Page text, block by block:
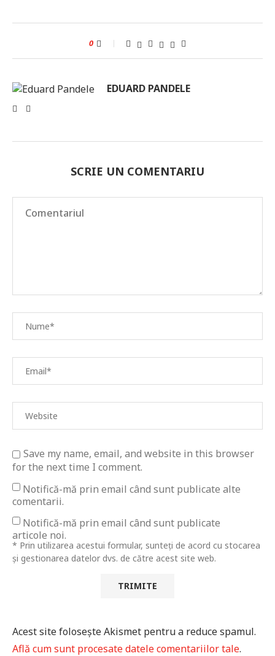
0
EDUARD PANDELE
SCRIE UN COMENTARIU
Save my name, email, and website in this browser
for the next time I comment.
Notifică-mă prin email când sunt publicate alte
comentarii.
Notifică-mă prin email când sunt publicate
articole noi.
* Prin utilizarea acestui formular, sunteți de acord cu stocarea
și gestionarea datelor dvs. de către acest site web.
Acest site folosește Akismet pentru a reduce spamul.
Află cum sunt procesate datele comentariilor tale.